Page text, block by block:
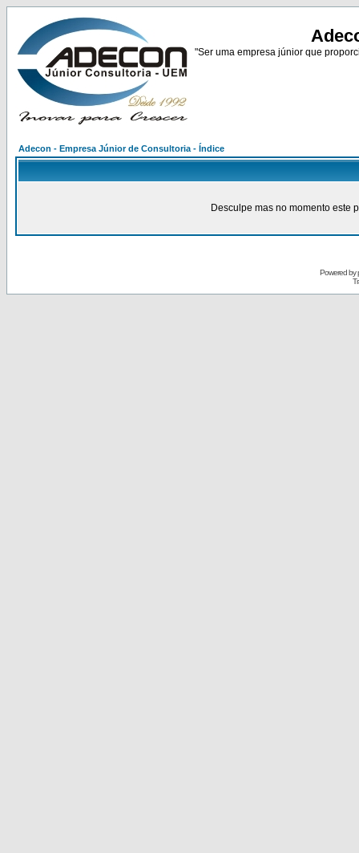
"Ser uma empresa júnior que
Adecon - Empresa Júnior de Consultoria - Índice
Desculpe mas no momento este
Powered by